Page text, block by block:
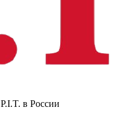
в России